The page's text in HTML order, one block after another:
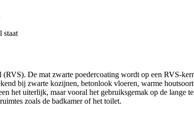
staat
De mat zwarte poedercoating wordt op een RVS-
bij zwarte kozijnen, betonlook vloeren, warme
het uiterlijk, maar vooral het gebruiksgemak op de lange
zoals de badkamer of het toilet.